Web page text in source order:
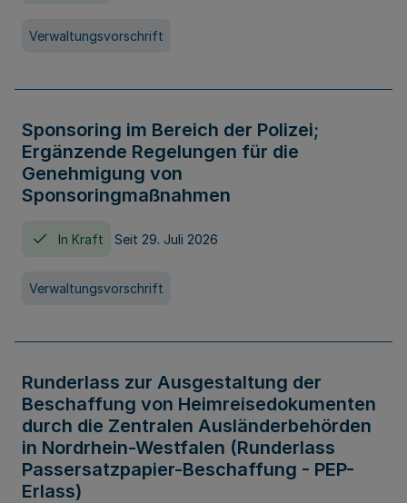
Verwaltungsvorschrift
Sponsoring im Bereich der Polizei;
Ergänzende Regelungen für die
Genehmigung von
Sponsoringmaßnahmen
In Kraft Seit 29. Juli 2026
Verwaltungsvorschrift
Runderlass zur Ausgestaltung der
Beschaffung von Heimreisedokumenten
durch die Zentralen Ausländerbehörden
in Nordrhein-Westfalen (Runderlass
Passersatzpapier-Beschaffung - PEP-
Erlass)